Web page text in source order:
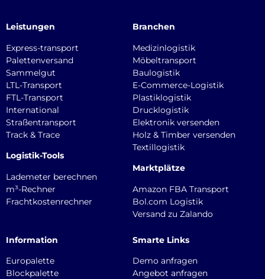
Leistungen
Express-transport
Palettenversand
Sammelgut
LTL-Transport
FTL-Transport
International
Straßentransport
Track & Trace
Logistik-Tools
Lademeter berechnen
m³-Rechner
Frachtkostenrechner
Branchen
Medizinlogistik
Möbeltransport
Baulogistik
E-Commerce-Logistik
Plastiklogistik
Drucklogistik
Elektronik versenden
Holz & Timber versenden
Textillogistik
Marktplätze
Amazon FBA Transport
Bol.com Logistik
Versand zu Zalando
Information
Europalette
Blockpalette
Smarte Links
Demo anfragen
Angebot anfragen